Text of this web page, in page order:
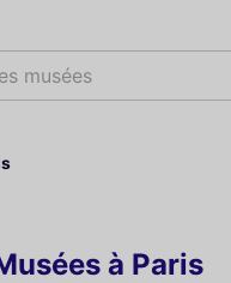
m
à Paris